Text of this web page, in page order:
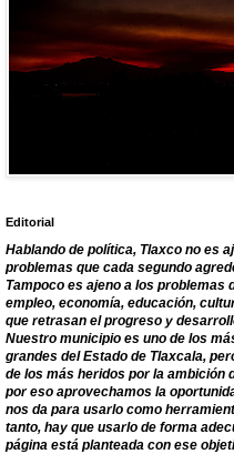
Editorial
Hablando de política, Tlaxco no es
problemas que cada segundo
Tampoco es ajeno a los problemas
empleo, economía, educación,
que retrasan el progreso y
Nuestro municipio es uno de los
grandes del Estado de Tlaxcala,
de los más heridos por la ambición
por eso aprovechamos la
nos da para usarlo como
tanto, hay que usarlo de forma
página está planteada con ese